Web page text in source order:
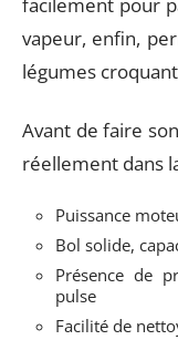
vapeur, enfin,
légumes
Avant de faire
réellement dans
Puissance
Bol solide,
Présence de
pulse
Facilité de